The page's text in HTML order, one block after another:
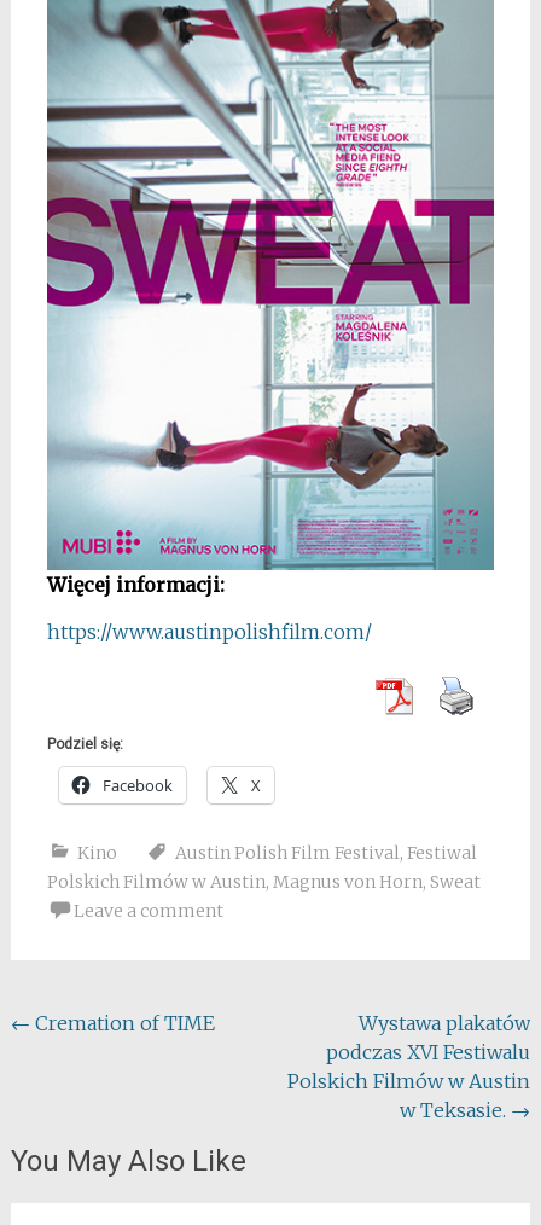
Więcej informacji:
https://www.austinpolishfilm.com/
Podziel się:
Facebook X
Kino Austin Polish Film Festival, Festiwal
Polskich Filmów w Austin, Magnus von Horn, Sweat
Leave a comment
Post
← Cremation of TIME
Wystawa plakatów
podczas XVI Festiwalu
Polskich Filmów w Austin
w Teksasie. →
You May Also Like